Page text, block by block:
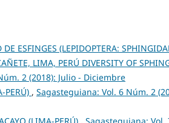
DE ESFINGES (LEPIDOPTERA:
LIMA, PERÚ DIVERSITY OF
2 (2018): Julio - Diciembre
PERÚ) , Sagasteguiana: Vol. 6 Núm. 2